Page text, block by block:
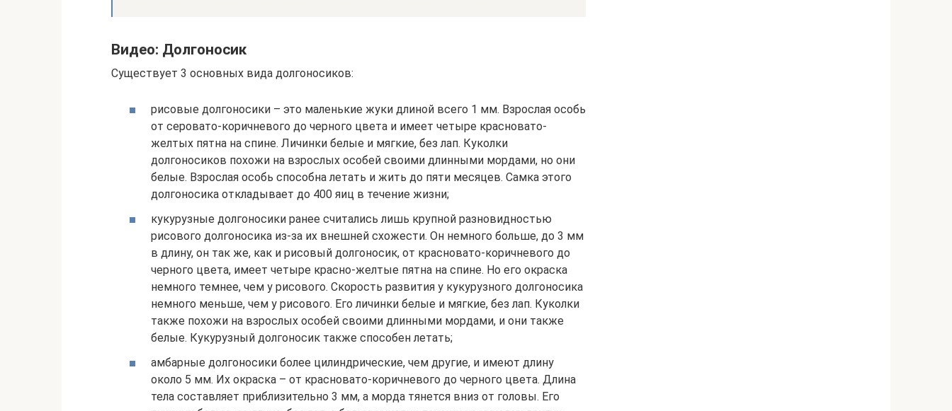
Видео: Долгоносик
Существует 3 основных вида долгоносиков:
рисовые долгоносики – это маленькие жуки длиной всего 1 мм. Взрослая особь
от серовато-коричневого до черного цвета и имеет четыре красновато-
желтых пятна на спине. Личинки белые и мягкие, без лап. Куколки
долгоносиков похожи на взрослых особей своими длинными мордами, но они
белые. Взрослая особь способна летать и жить до пяти месяцев. Самка этого
долгоносика откладывает до 400 яиц в течение жизни;
кукурузные долгоносики ранее считались лишь крупной разновидностью
рисового долгоносика из-за их внешней схожести. Он немного больше, до 3 мм
в длину, он так же, как и рисовый долгоносик, от красновато-коричневого до
черного цвета, имеет четыре красно-желтые пятна на спине. Но его окраска
немного темнее, чем у рисового. Скорость развития у кукурузного долгоносика
немного меньше, чем у рисового. Его личинки белые и мягкие, без лап. Куколки
также похожи на взрослых особей своими длинными мордами, и они также
белые. Кукурузный долгоносик также способен летать;
амбарные долгоносики более цилиндрические, чем другие, и имеют длину
около 5 мм. Их окраска – от красновато-коричневого до черного цвета. Длина
тела составляет приблизительно 3 мм, а морда тянется вниз от головы. Его